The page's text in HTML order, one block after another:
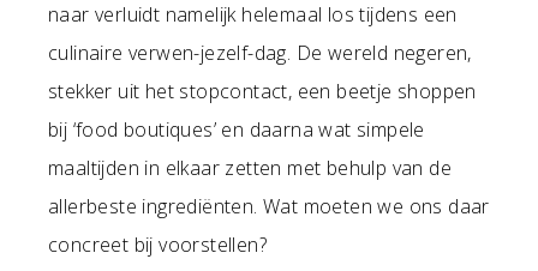
naar verluidt namelijk helemaal los tijdens een
culinaire verwen-jezelf-dag. De wereld negeren,
stekker uit het stopcontact, een beetje shoppen
bij ‘food boutiques’ en daarna wat simpele
maaltijden in elkaar zetten met behulp van de
allerbeste ingrediënten. Wat moeten we ons daar
concreet bij voorstellen?